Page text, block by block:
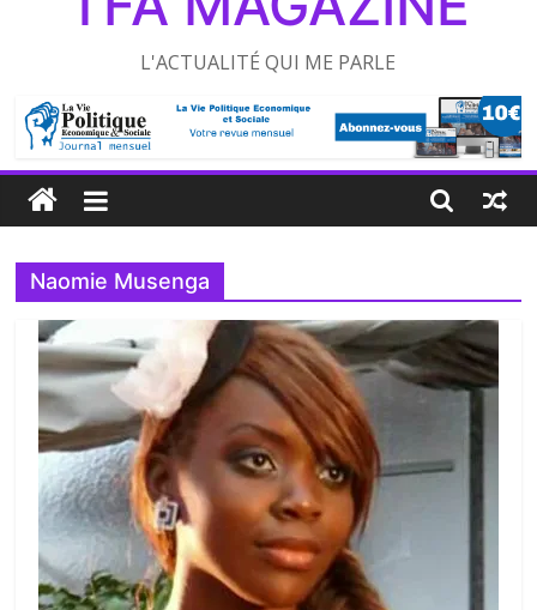
L'ACTUALITÉ QUI ME PARLE
Naomie Musenga